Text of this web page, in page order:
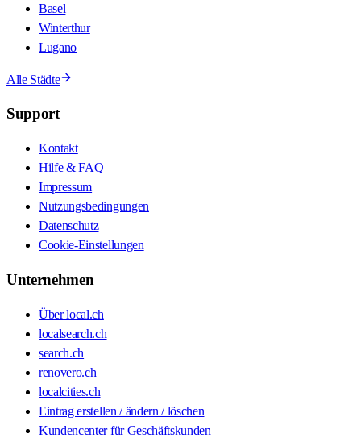
Basel
Winterthur
Lugano
Alle Städte
Support
Kontakt
Hilfe & FAQ
Impressum
Nutzungsbedingungen
Datenschutz
Cookie-Einstellungen
Unternehmen
Über local.ch
localsearch.ch
search.ch
renovero.ch
localcities.ch
Eintrag erstellen / ändern / löschen
Kundencenter für Geschäftskunden